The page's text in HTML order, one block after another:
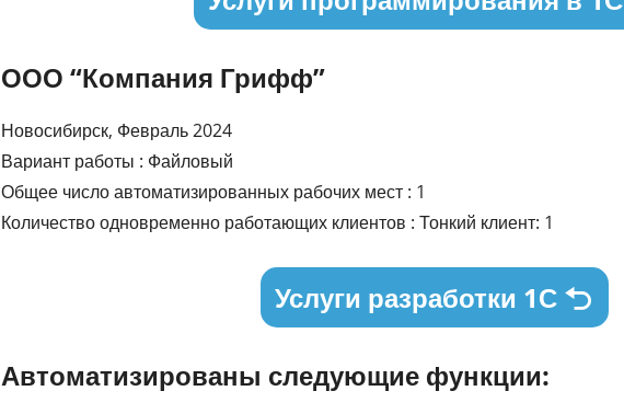
ООО “Компания Грифф”
Новосибирск, Февраль 2024
Вариант работы : Файловый
Общее число автоматизированных рабочих мест : 1
Количество одновременно работающих клиентов : Тонкий клиент: 1
Услуги разработки 1С
Автоматизированы следующие функции: